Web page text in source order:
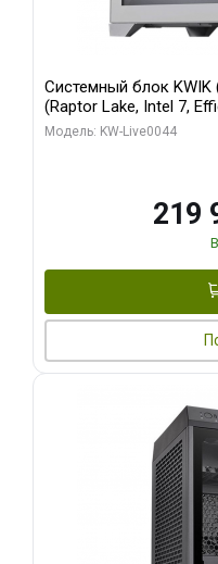
Системный блок KWIK
(Raptor Lake, Intel 7,
модуля)/ Gigabyte
Модель: KW-Live0044
219